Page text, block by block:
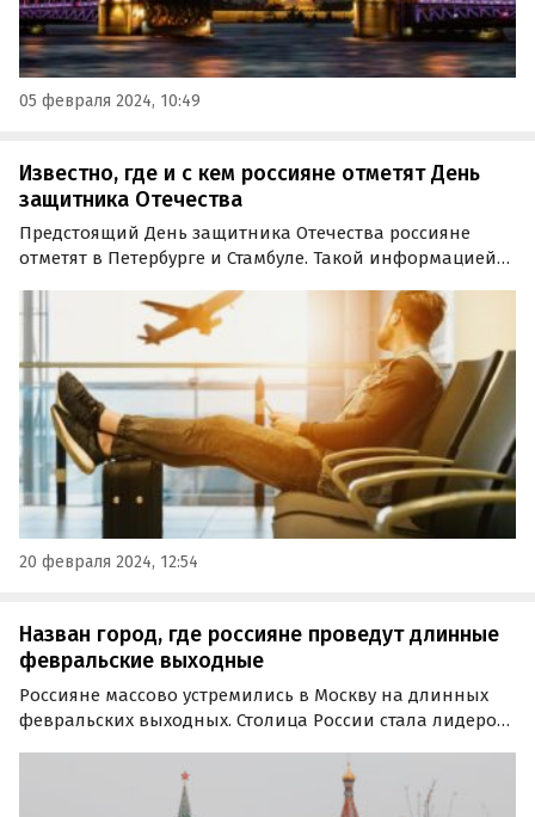
05 февраля 2024, 10:49
Известно, где и с кем россияне отметят День
защитника Отечества
Предстоящий День защитника Отечества россияне
отметят в Петербурге и Стамбуле. Такой информацией
OneTwoTrip, проанализировавший отельные
бронирования своих клиентов.
20 февраля 2024, 12:54
Назван город, где россияне проведут длинные
февральские выходные
Россияне массово устремились в Москву на длинных
февральских выходных. Столица России стала лидером
ссылкой на данные сервисов Travel и Bronevik.com.